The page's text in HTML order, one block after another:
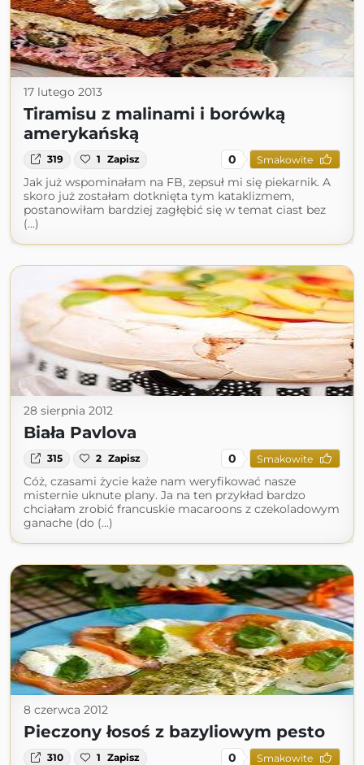
17 lutego 2013
Tiramisu z malinami i borówką
amerykańską
319 1 Zapisz 0 Smakowite
Jak już wspominałam na FB, zepsuł mi się piekarnik. A
skoro już zostałam dotknięta tym kataklizmem,
postanowiłam bardziej zagłębić się w temat ciast bez
(...)
28 sierpnia 2012
Biała Pavlova
315 2 Zapisz 0 Smakowite
Cóż, czasami życie każe nam weryfikować nasze
misternie uknute plany. Ja na ten przykład bardzo
chciałam zrobić francuskie macaroons z czekoladowym
ganache (do (...)
8 czerwca 2012
Pieczony łosoś z bazyliowym pesto
310 1 Zapisz 0 Smakowite